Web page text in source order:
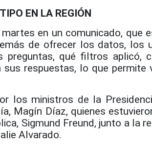
EN LA REGIÓN
en un comunicado, que
de ofrecer los datos, los
preguntas, qué filtros aplicó,
respuestas, lo que permite
los ministros de la
Magín Díaz, quienes
Sigmund Freund, junto a la
Alvarado.